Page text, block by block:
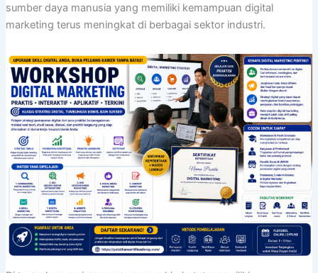
sumber daya manusia yang memiliki kemampuan digital
marketing terus meningkat di berbagai sektor industri.